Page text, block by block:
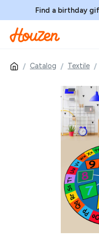
Find a birthday
Catalog Textile